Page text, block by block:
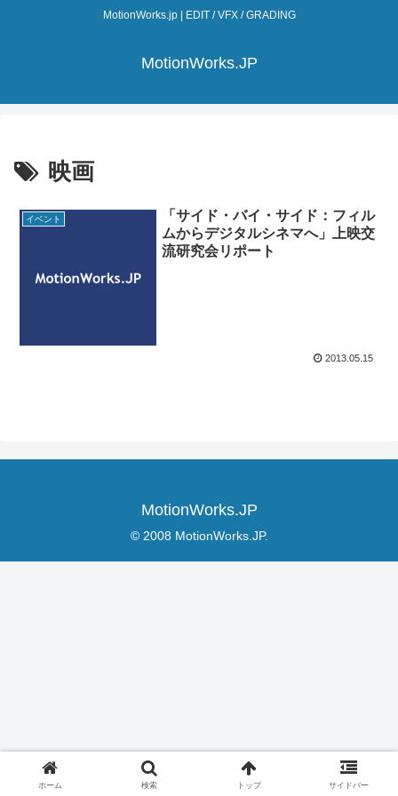
MotionWorks.jp | EDIT / VFX / GRADING
MotionWorks.JP
映画
イベント
「サイド・バイ・サイド：フィル
ムからデジタルシネマへ」上映交
流研究会リポート
2013.05.15
MotionWorks.JP
© 2008 MotionWorks.JP.
ホーム 検索 トップ サイドバー